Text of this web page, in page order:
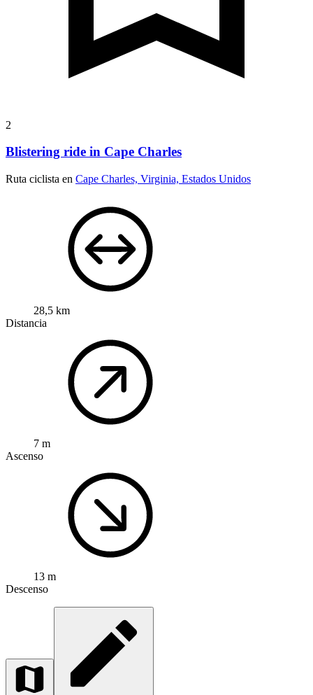
2
Blistering ride in Cape Charles
Ruta ciclista en Cape Charles, Virginia, Estados Unidos
28,5 km
Distancia
7 m
Ascenso
13 m
Descenso